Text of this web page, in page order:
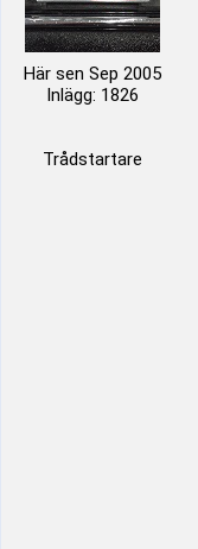
Här sen Sep 2005
Inlägg: 1826
Trådstartare